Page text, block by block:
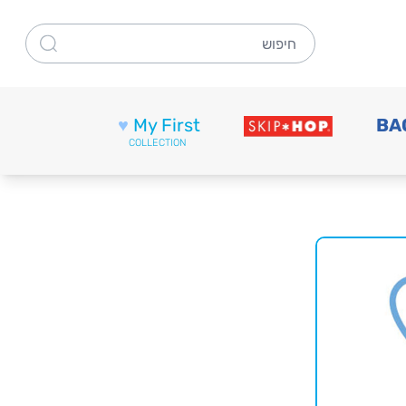
חיפוש
My First
♥
COLLECTION